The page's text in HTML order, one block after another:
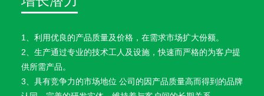
4、公司品牌得到认可，对公司业务产生了好的影响。
不骄傲，不满足，不得过且过，注重细节。
6、好的财务状况 公司的债务比率较低，此外，公司管理层一
直致力于在公司的增长过程中维持保守的财务政策。